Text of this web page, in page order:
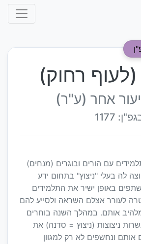
(לעוף רחוק)
אחר (ע"ר)
1177
עם הורים ובוגרים (מנחים)
לה בעלי "ניצוץ" בתחום ידע
באופן ישיר את התלמידים
לעורר אצלם השראה ולסייע להם
אותם. במהלך השנה בוחרים
ניצוצות (ניצוץ = סדנה) את
אותם ונחשפים לא רק למגוון